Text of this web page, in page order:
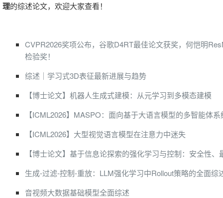
理的综述论文，欢迎大家查看！
CVPR2026奖项公布，谷歌D4RT最佳论文获奖，何恺明
检验奖！
综述｜学习式3D表征最新进展与趋势
【博士论文】机器人生成式建模：从元学习到多模态建模
【ICML2026】MASPO：面向基于大语言模型的多智能体
【ICML2026】大型视觉语言模型在注意力中迷失
【博士论文】基于信息论探索的强化学习与控制：安全性
生成-过滤-控制-重放：LLM强化学习中Rollout策略的全面综
音视频大数据基础模型全面综述